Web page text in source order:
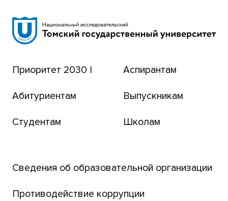
Сибирский ботанический сад
Томский региональный центр коллективного
Транссибирский научный путь
Парк социогуманитарных технологий ТГУ
Английский для всех
Приоритет 2030 |
Абитуриентам
Студентам
Аспирантам
Выпускникам
Школам
Сведения об образовательной организации
Противодействие коррупции